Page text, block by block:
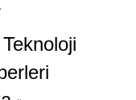
Teknoloji